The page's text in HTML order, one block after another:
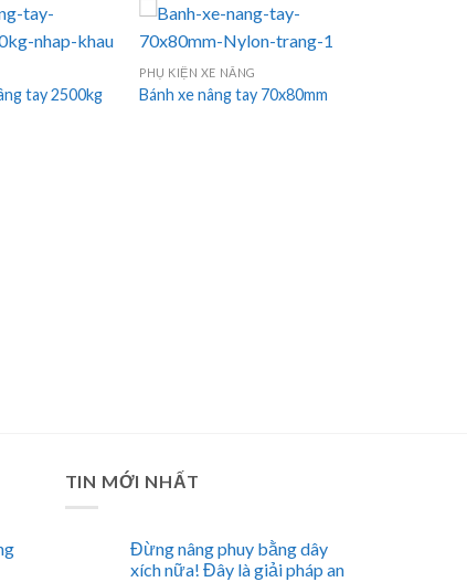
tay 2500kg
PHỤ KIỆN XE NÂNG
Bánh xe nâng tay 70x80mm
TIN MỚI NHẤT
Đừng nâng phuy bằng dây
xích nữa! Đây là giải pháp an